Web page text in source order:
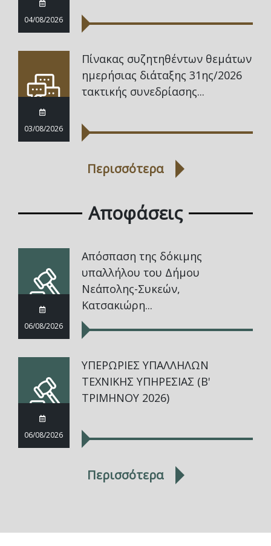
04/08/2026
03/08/2026
Πίνακας συζητηθέντων θεμάτων
ημερήσιας διάταξης 31ης/2026
τακτικής συνεδρίασης...
Περισσότερα
Αποφάσεις
06/08/2026
Απόσπαση της δόκιμης
υπαλλήλου του Δήμου
Νεάπολης-Συκεών,
Κατσακιώρη...
06/08/2026
ΥΠΕΡΩΡΙΕΣ ΥΠΑΛΛΗΛΩΝ
ΤΕΧΝΙΚΗΣ ΥΠΗΡΕΣΙΑΣ (Β'
ΤΡΙΜΗΝΟΥ 2026)
Περισσότερα